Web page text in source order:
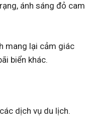
ánh sáng đỏ cam
mang lại cảm giác
biển khác.
dịch vụ du lịch.